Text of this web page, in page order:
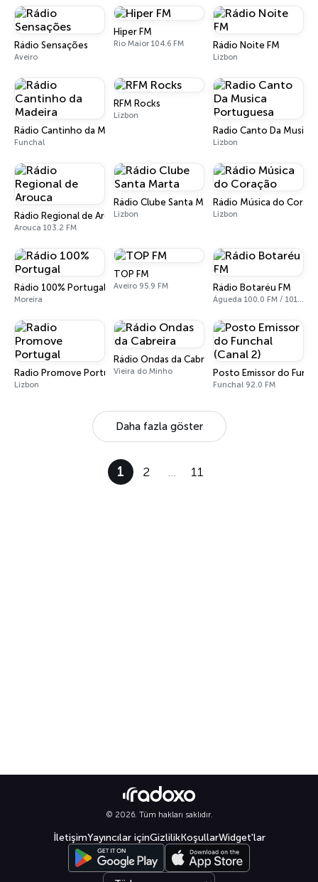
Rádio Sensações
Aveiro
Hiper FM
Rio Maior 104.6 FM Rádio Noite FM
Lizbon
Rádio Cantinho da Madeira
Funchal
RFM Rocks
Lizbon
Radio Canto Da
Lizbon
Rádio Regional de Arouca
Arouca 103.2 FM
Rádio Clube Santa Marta
Lizbon
Rádio Música do
Lizbon
Rádio 100% Portugal
Moreira
TOP FM
Aveiro 95.9 FM Rádio Botaréu FM
Águeda 100.0 FM / 101.8 FM
Radio Promove Portugal
Lizbon
Rádio Ondas da Cabreira
Vieira do Minho Posto Emissor do
Funchal 92.0 FM
Daha fazla göster
1 2 … 11
© 2026. Tüm hakları saklıdır.
İletişimYayıncılar içinGizlilikKoşullarWidget'lar
Select language